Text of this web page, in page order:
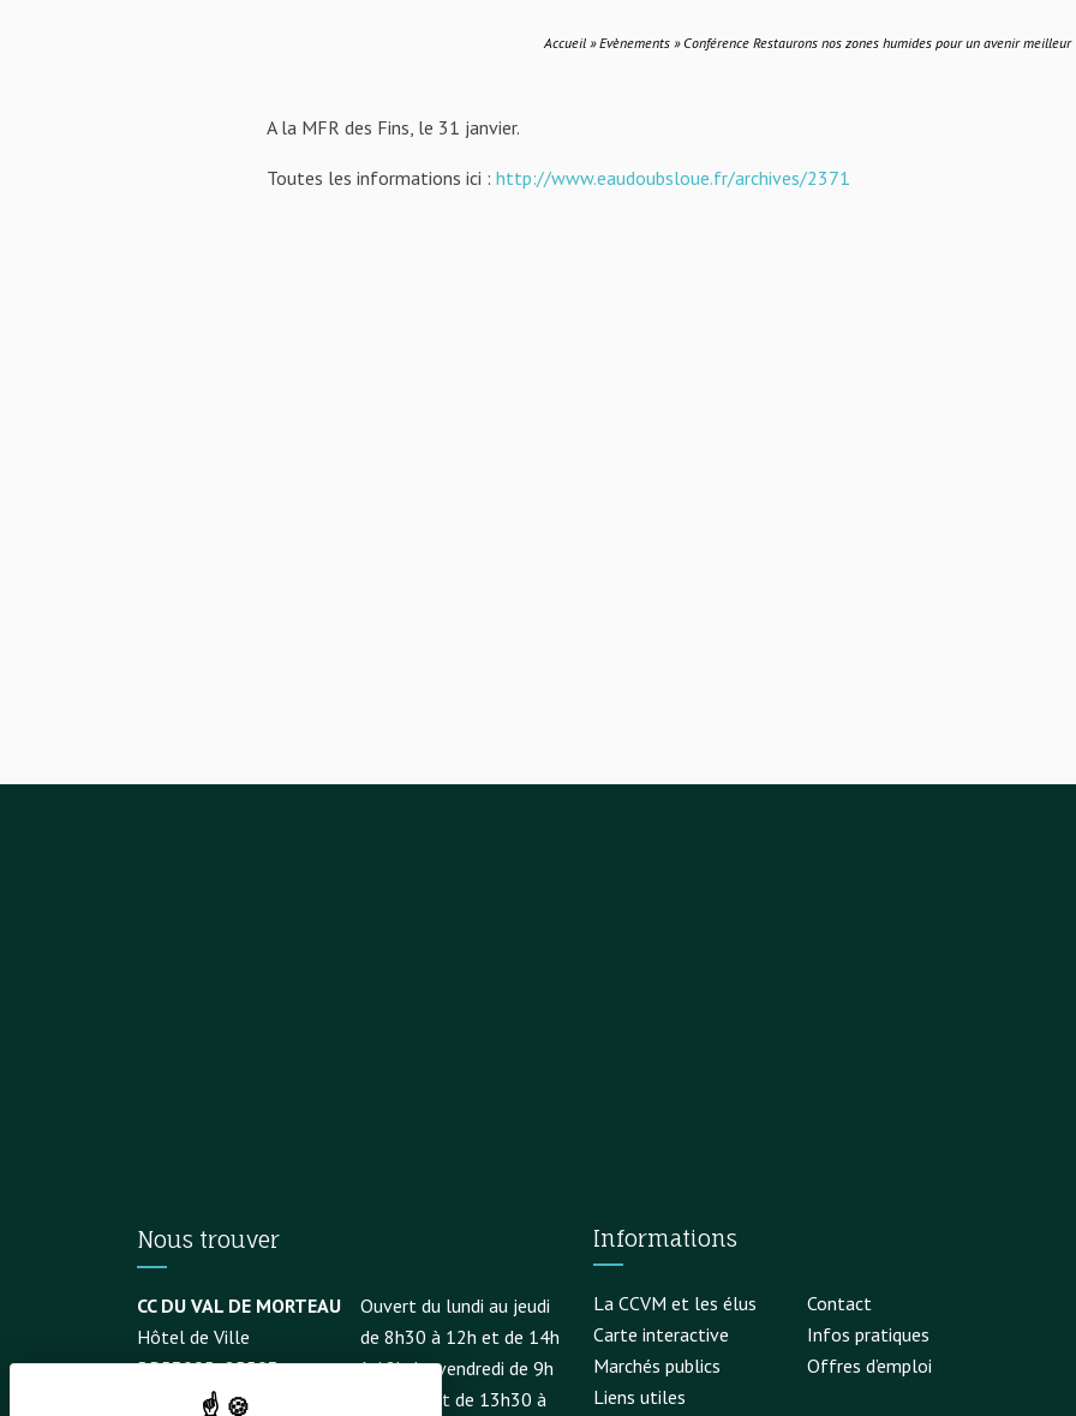
Accueil»Evènements»Conférence Restaurons nos zones humides pour un avenir meilleur
A la MFR des Fins, le 31 janvier.
Toutes les informations ici : http://www.eaudoubsloue.fr/archives/2371
Nous trouver
CC DU VAL DE MORTEAU
Hôtel de Ville
BP53095 25503
Morteau
Ouvert du lundi au jeudi
de 8h30 à 12h et de 14h
à 18h. Le vendredi de 9h
à 12h30 et de 13h30 à
Informations
La CCVM et les élus
Contact
Carte interactive
Infos pratiques
Marchés publics
Offres d’emploi
Liens utiles